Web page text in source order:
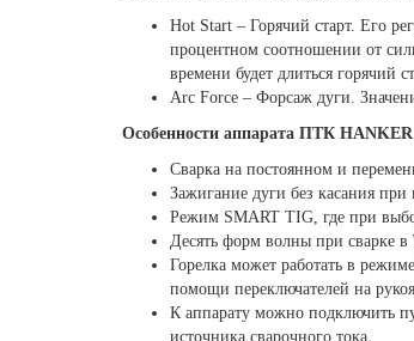
Hot Start – Горячий старт. Его
процентном соотношении от
времени будет длиться горячий
Arc Force – Форсаж дуги.
Особенности аппарата ПТК
Сварка на постоянном и
Зажигание дуги без касания
Режим SMART TIG, где при
Десять форм волны при сварке
Горелка может работать в
помощи переключателей на
К аппарату можно подключить
источника сварочного тока.